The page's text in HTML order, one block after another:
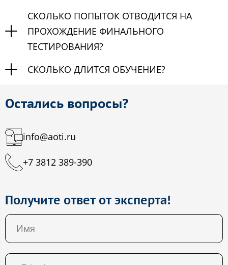
СКОЛЬКО ПОПЫТОК ОТВОДИТСЯ НА
ПРОХОЖДЕНИЕ ФИНАЛЬНОГО
ТЕСТИРОВАНИЯ?
СКОЛЬКО ДЛИТСЯ ОБУЧЕНИЕ?
Остались вопросы?
info@aoti.ru
+7 3812 389-390
Получите ответ от эксперта!